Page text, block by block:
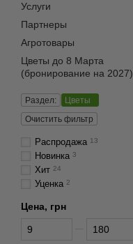
Услуги
Партнеры
Агротовары
Цветы до 8 Марта
(бронирование на 2027)
Раздел:
Цветы
Очистить фильтр
Распродажа 13
Новинка 3
Хит 24
Уценка 2
Цена, грн
От Цена, грн
До Цена, грн